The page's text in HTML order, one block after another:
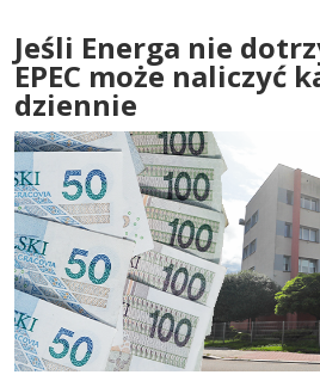
Jeśli Energa nie
EPEC może naliczyć
dziennie